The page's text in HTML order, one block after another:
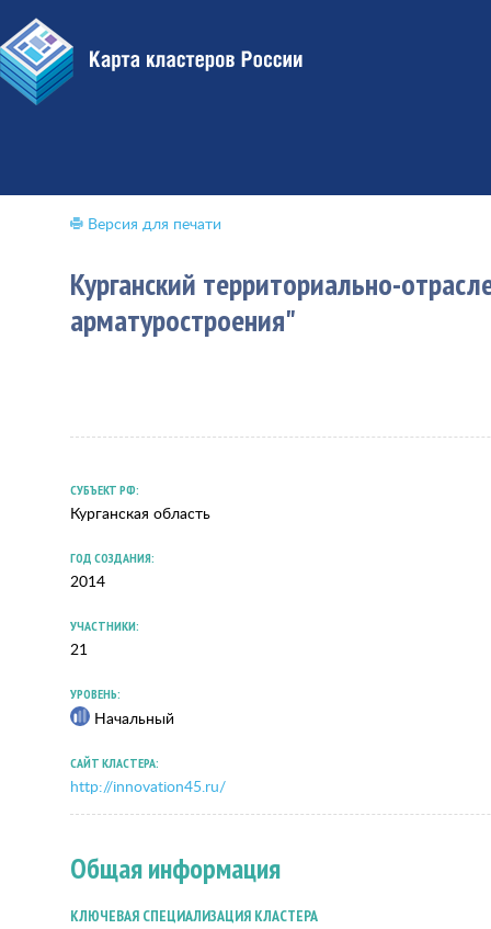
Курганский территориально-
арматуростроения"
СУБЪЕКТ РФ:
Курганская область
ГОД СОЗДАНИЯ:
2014
УЧАСТНИКИ:
21
УРОВЕНЬ:
Начальный
САЙТ КЛАСТЕРА:
http://innovation45.ru/
Общая информация
КЛЮЧЕВАЯ СПЕЦИАЛИЗАЦИЯ КЛАСТЕРА
Версия для печати